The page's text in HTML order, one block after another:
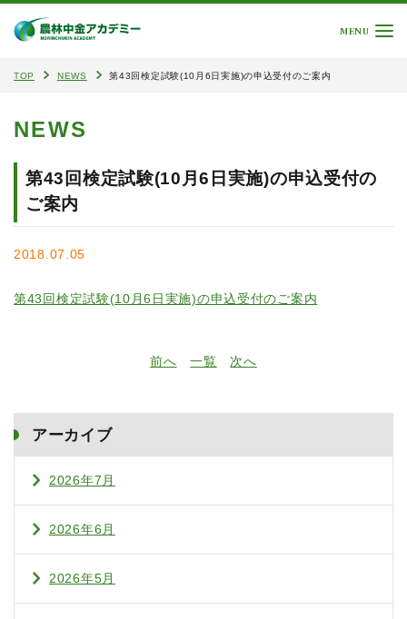
MENU
TOP NEWS 第43回検定試験(10月6日実施)の申込受付のご案内
NEWS
第43回検定試験(10月6日実施)の申込受付の
ご案内
2018.07.05
第43回検定試験(10月6日実施)の申込受付のご案内
前へ 一覧 次へ
アーカイブ
2026年7月
2026年6月
2026年5月